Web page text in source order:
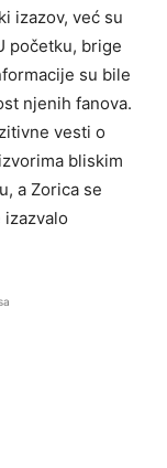
izazov, već su
početku, brige
su bile
njenih fanova.
vesti o
bliskim
a Zorica se